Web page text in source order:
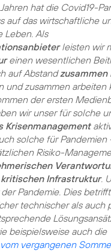
hat die Covid19-
auf das wirtschaftliche
Leben. Als
leisten wir
einen wesentlichen
auf Abstandzusammen
und zusammen arbeiten
der ersten
wir unser für solche
Krisenmanagement
solche für Pandemien
Risiko-
Infrastruktur.
Pandemie. Dies
technischer als auch
beispielsweise auch die
vergangenen